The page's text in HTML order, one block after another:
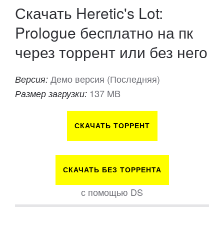
Скачать Heretic's Lot:
Prologue бесплатно на пк
через торрент или без него
Версия: Демо версия (Последняя)
Размер загрузки: 137 MB
СКАЧАТЬ ТОРРЕНТ
СКАЧАТЬ БЕЗ ТОРРЕНТА
с помощью DS